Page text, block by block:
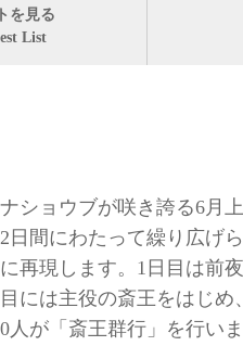
を見る
List
ショウブが咲き誇る6月
日間にわたって繰り広げ
再現します。1日目は前
には主役の斎王をはじ
人が「斎王群行」を行い